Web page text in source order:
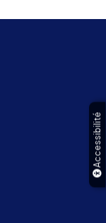
Accessibilité